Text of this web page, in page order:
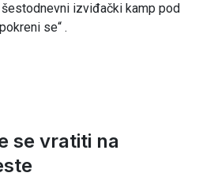
izviđački kamp pod
se“ .
se vratiti na